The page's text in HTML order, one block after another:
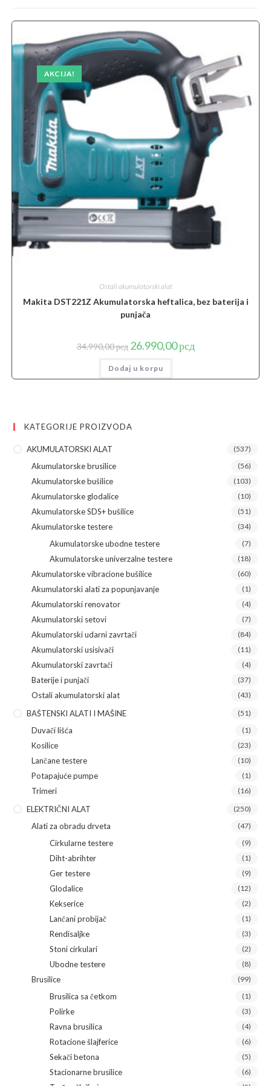
AKCIJA!
Ostali akumulatorski alat
Makita DST221Z Akumulatorska heftalica, bez baterija i
punjača
34.990,00рсд Originalna
cena
je
bila:
34.990,00 рсд.
26.990,00рсдTrenutna
cena
Dodaj u korpu
KATEGORIJE PROIZVODA
AKUMULATORSKI ALAT (537)
Akumulatorske brusilice (56)
Akumulatorske bušilice (103)
Akumulatorske glodalice (10)
Akumulatorske SDS+ bušilice (51)
Akumulatorske testere (34)
Akumulatorske ubodne testere (7)
Akumulatorske univerzalne testere (18)
Akumulatorske vibracione bušilice (60)
Akumulatorski alati za popunjavanje (1)
Akumulatorski renovator (4)
Akumulatorski setovi (7)
Akumulatorski udarni zavrtači (84)
Akumulatorski usisivači (11)
Akumulatorski zavrtači (4)
Baterije i punjači (37)
Ostali akumulatorski alat (43)
BAŠTENSKI ALATI I MAŠINE (51)
Duvači lišća (1)
Kosilice (23)
Lančane testere (10)
Potapajuće pumpe (1)
Trimeri (16)
ELEKTRIČNI ALAT (250)
Alati za obradu drveta (47)
Cirkularne testere (9)
Diht-abrihter (1)
Ger testere (9)
Glodalice (12)
Kekserice (2)
Lančani probijač (1)
Rendisaljke (3)
Stoni cirkulari (2)
Ubodne testere (8)
Brusilice (99)
Brusilica sa četkom (1)
Polirke (3)
Ravna brusilica (4)
Rotacione šlajferice (6)
Sekači betona (5)
Stacionarne brusilice (6)